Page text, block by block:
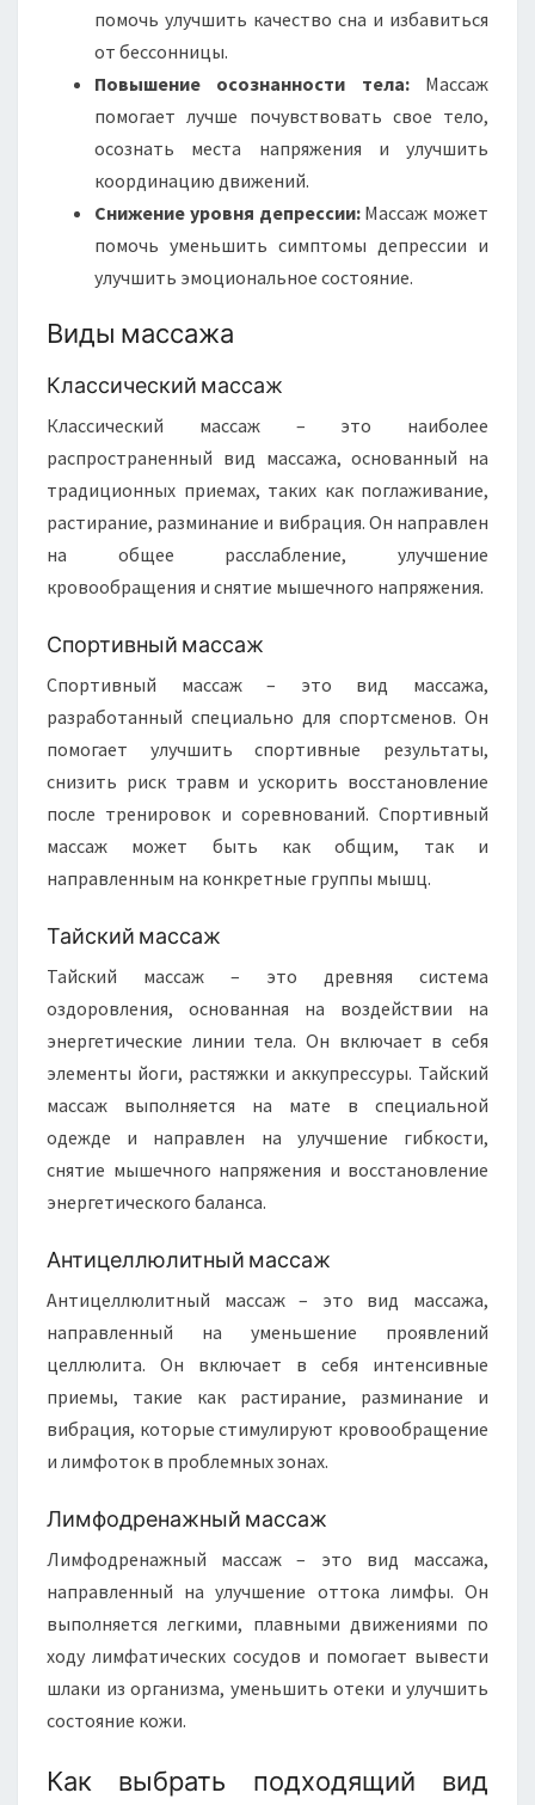
помочь улучшить качество сна и избавиться
от бессонницы.
Повышение осознанности тела:Массаж
помогает лучше почувствовать свое тело,
осознать места напряжения и улучшить
координацию движений.
Снижение уровня депрессии:Массаж может
помочь уменьшить симптомы депрессии и
улучшить эмоциональное состояние.
Виды массажа
Классический массаж
Классический массаж – это наиболее
распространенный вид массажа, основанный на
традиционных приемах, таких как поглаживание,
растирание, разминание и вибрация. Он направлен
на общее расслабление, улучшение
кровообращения и снятие мышечного напряжения.
Спортивный массаж
Спортивный массаж – это вид массажа,
разработанный специально для спортсменов. Он
помогает улучшить спортивные результаты,
снизить риск травм и ускорить восстановление
после тренировок и соревнований. Спортивный
массаж может быть как общим, так и
направленным на конкретные группы мышц.
Тайский массаж
Тайский массаж – это древняя система
оздоровления, основанная на воздействии на
энергетические линии тела. Он включает в себя
элементы йоги, растяжки и аккупрессуры. Тайский
массаж выполняется на мате в специальной
одежде и направлен на улучшение гибкости,
снятие мышечного напряжения и восстановление
энергетического баланса.
Антицеллюлитный массаж
Антицеллюлитный массаж – это вид массажа,
направленный на уменьшение проявлений
целлюлита. Он включает в себя интенсивные
приемы, такие как растирание, разминание и
вибрация, которые стимулируют кровообращение
и лимфоток в проблемных зонах.
Лимфодренажный массаж
Лимфодренажный массаж – это вид массажа,
направленный на улучшение оттока лимфы. Он
выполняется легкими, плавными движениями по
ходу лимфатических сосудов и помогает вывести
шлаки из организма, уменьшить отеки и улучшить
состояние кожи.
Как выбрать подходящий вид